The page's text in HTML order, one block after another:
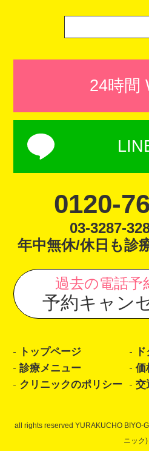
24時間
0120-
03-3287-
年中無休/休日も診
過去の電話予
予約キャン
トップページ
診療メニュー
価
クリニックのポリシー
交
all rights reserved YURAKUCHO BIYO-
ニック)